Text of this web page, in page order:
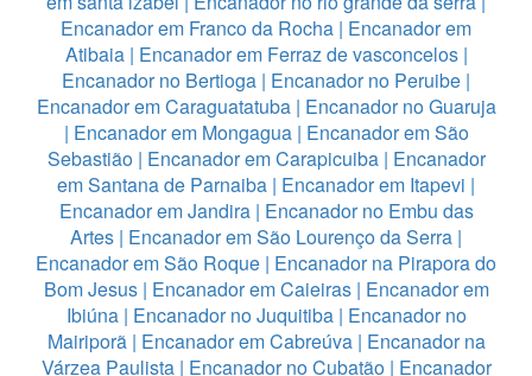
Encanador em Franco da Rocha | Encanador em
Atibaia| Encanador em Ferraz de vasconcelos|
Encanador no Bertioga | Encanador no Peruibe |
Encanador em Caraguatatuba| Encanador no Guaruja
| Encanador em Mongagua| Encanador em São
Sebastião| Encanador em Carapicuiba| Encanador
em Santana de Parnaiba | Encanador em Itapevi |
Encanador em Jandira| Encanador no Embu das
Artes | Encanador em São Lourenço da Serra |
Encanador em São Roque | Encanador na Pirapora do
Bom Jesus| Encanador em Caieiras| Encanador em
Ibiúna| Encanador no Juquitiba| Encanador no
Mairiporã| Encanador em Cabreúva| Encanador na
Várzea Paulista| Encanador no Cubatão| Encanador